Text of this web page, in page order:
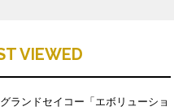
VIEWED
ランドセイコー「エボリューショ